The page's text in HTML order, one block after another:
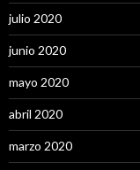
julio 2020
junio 2020
mayo 2020
abril 2020
marzo 2020